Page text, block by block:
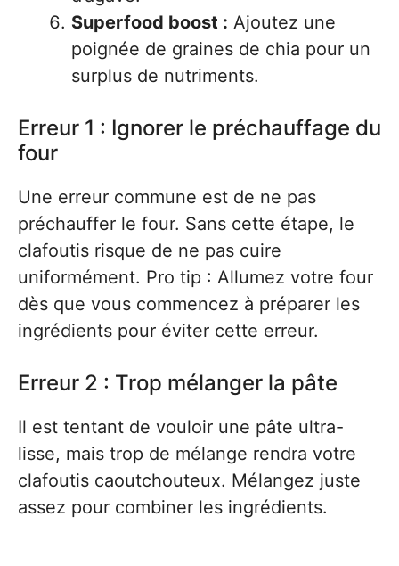
Superfood boost : Ajoutez une
poignée de graines de chia pour un
surplus de nutriments.
Erreur 1 : Ignorer le préchauffage du
four
Une erreur commune est de ne pas
préchauffer le four. Sans cette étape, le
clafoutis risque de ne pas cuire
uniformément. Pro tip : Allumez votre four
dès que vous commencez à préparer les
ingrédients pour éviter cette erreur.
Erreur 2 : Trop mélanger la pâte
Il est tentant de vouloir une pâte ultra-
lisse, mais trop de mélange rendra votre
clafoutis caoutchouteux. Mélangez juste
assez pour combiner les ingrédients.